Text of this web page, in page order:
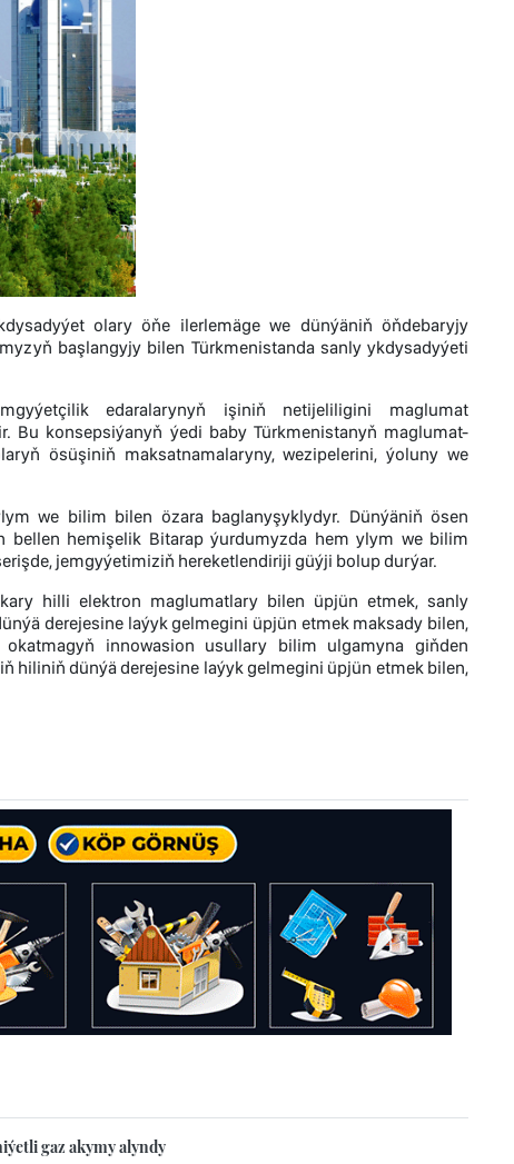
olary öňe ilerlemäge we dünýäniň öňdebaryjy
başlangyjy bilen Türkmenistanda sanly ykdysadyýeti
edaralarynyň işiniň netijeliligini maglumat
Bu konsepsiýanyň ýedi baby Türkmenistanyň maglumat-
ösüşiniň maksatnamalaryny, wezipelerini, ýoluny we
we bilim bilen özara baglanyşyklydyr. Dünýäniň ösen
bellen hemişelik Bitarap ýurdumyzda hem ylym we bilim
jemgyýetimiziň hereketlendiriji güýji bolup durýar.
hilli elektron maglumatlary bilen üpjün etmek, sanly
derejesine laýyk gelmegini üpjün etmek maksady bilen,
innowasion usullary bilim ulgamyna giňden
hiliniň dünýä derejesine laýyk gelmegini üpjün etmek bilen,
gaz akymy alyndy